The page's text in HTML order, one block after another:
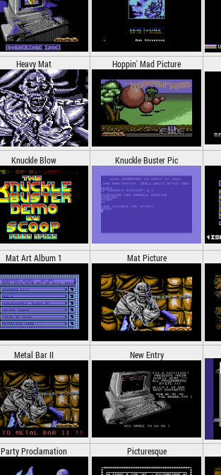
Heavy Mat Hoppin' Mad Picture
Knuckle Blow Knuckle Buster Pic
Mat Art Album 1 Mat Picture
Metal Bar II New Entry
Party Proclamation Picturesque